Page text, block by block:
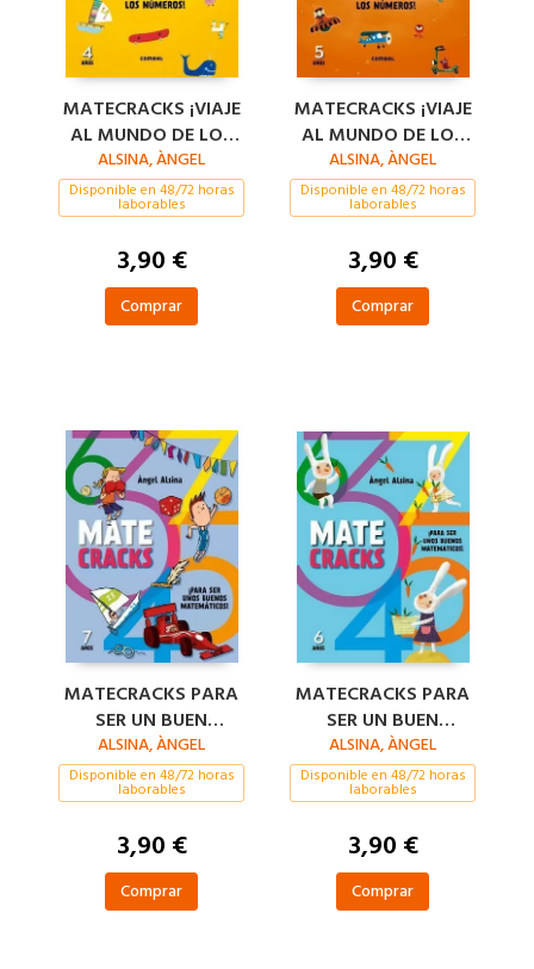
MATECRACKS ¡VIAJE
AL MUNDO DE LOS
NÚMEROS! 4 AÑOS
ALSINA, ÀNGEL
Disponible en 48/72 horas
laborables
3,90 €
Comprar
MATECRACKS ¡VIAJE
AL MUNDO DE LOS
NÚMEROS! 5 AÑOS
ALSINA, ÀNGEL
Disponible en 48/72 horas
laborables
3,90 €
Comprar
MATECRACKS PARA
SER UN BUEN
MATEMÁTICO 7
AÑOS
ALSINA, ÀNGEL
Disponible en 48/72 horas
laborables
3,90 €
Comprar
MATECRACKS PARA
SER UN BUEN
MATEMÁTICO 6
AÑOS
ALSINA, ÀNGEL
Disponible en 48/72 horas
laborables
3,90 €
Comprar